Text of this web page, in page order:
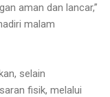
aman dan lancar,”
malam
selain
fisik, melalui